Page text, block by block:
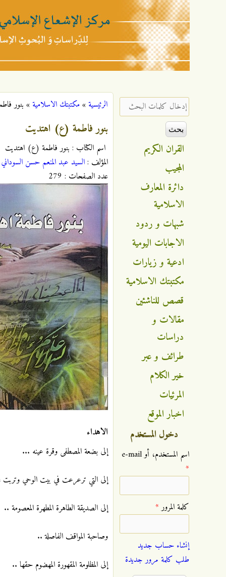
الإشعاع
الإسلامي أنت هنا
الرئيسية»مكتبتك الاسلامية» بنور
بنور فاطمة (ع) اهتديت
اسم الکتاب : بنور فاطمة (ع) اهتديت
المؤلف :السيد عبد المنعم حسن السوداني
عدد الصفحات : 279
الاهداء
إلى بضعة المصطفى وقرة عينه ...
إلى التي ترعرعت في بيت الوحي
إلى الصديقة الطاهرة المطهرة المعصومة ..
وصاحبة المواقف الفاصلة ..
إلى المظلومة المقهورة المهضوم حقها ..
‏إدخال كلمات البحث ‏
القران الكريم
المجيب
دائرة المعارف
الاسلامية
شبهات و ردود
الاجابات اليومية
ادعية و زيارات
مكتبتك الاسلامية
قصص للناشئين
مقالات و
دراسات
طرائف و عبر
خير الكلام
المرئيات
اخبار الموقع
دخول المستخدم
‏اسم المستخدم، أو e-mail
*
‏كلمة المرور ‏*
إنشاء حساب جديد
طلب كلمة مرور جديدة